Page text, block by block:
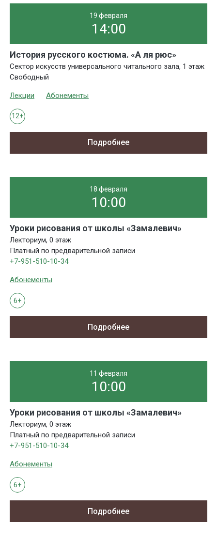
19 февраля
14:00
История русского костюма. «А ля рюс»
Сектор искусств универсального читального зала, 1 этаж
Свободный
Лекции Абонементы
12+
Подробнее
18 февраля
10:00
Уроки рисования от школы «Замалевич»
Лекториум, 0 этаж
Платный по предварительной записи
+7-951-510-10-34
Абонементы
6+
Подробнее
11 февраля
10:00
Уроки рисования от школы «Замалевич»
Лекториум, 0 этаж
Платный по предварительной записи
+7-951-510-10-34
Абонементы
6+
Подробнее